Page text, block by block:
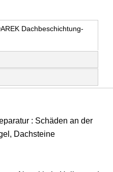
Dachbeschichtung-